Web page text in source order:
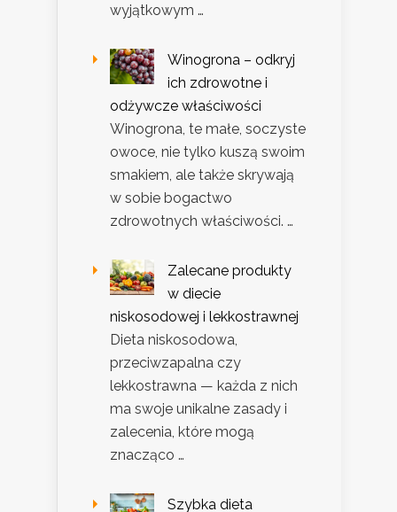
wyjątkowym …
Winogrona – odkryj
ich zdrowotne i
odżywcze właściwości
Winogrona, te małe, soczyste
owoce, nie tylko kuszą swoim
smakiem, ale także skrywają
w sobie bogactwo
zdrowotnych właściwości. …
Zalecane produkty
w diecie
niskosodowej i lekkostrawnej
Dieta niskosodowa,
przeciwzapalna czy
lekkostrawna — każda z nich
ma swoje unikalne zasady i
zalecenia, które mogą
znacząco …
Szybka dieta